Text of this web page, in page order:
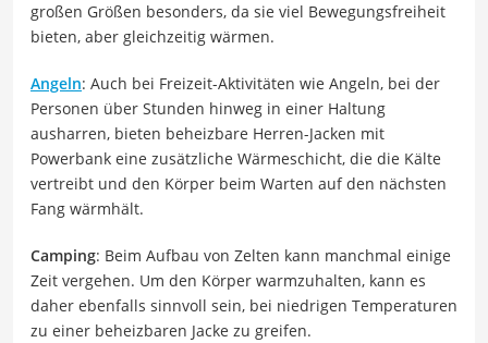
großen Größen besonders, da sie viel Bewegungsfreiheit
bieten, aber gleichzeitig wärmen.
Angeln: Auch bei Freizeit-Aktivitäten wie Angeln, bei der
Personen über Stunden hinweg in einer Haltung
ausharren, bieten beheizbare Herren-Jacken mit
Powerbank eine zusätzliche Wärmeschicht, die die Kälte
vertreibt und den Körper beim Warten auf den nächsten
Fang wärmhält.
Camping: Beim Aufbau von Zelten kann manchmal einige
Zeit vergehen. Um den Körper warmzuhalten, kann es
daher ebenfalls sinnvoll sein, bei niedrigen Temperaturen
zu einer beheizbaren Jacke zu greifen.